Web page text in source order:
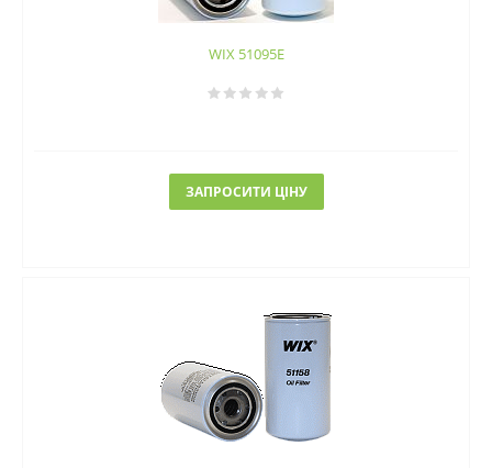
WIX 51095E
ЗАПРОСИТИ ЦІНУ